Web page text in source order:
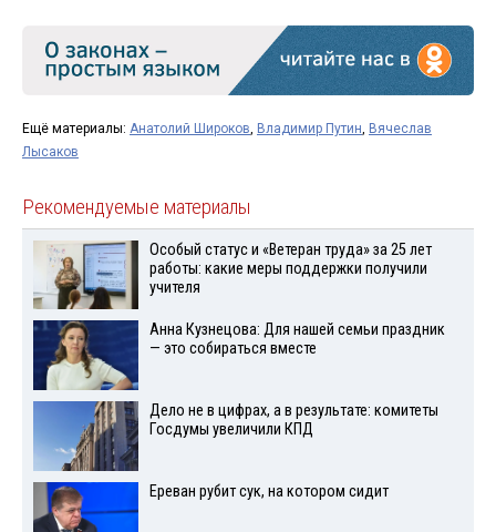
Ещё материалы: Анатолий Широков Владимир Путин Вячеслав
Лысаков
Рекомендуемые материалы
Особый статус и «Ветеран труда» за 25 лет
работы: какие меры поддержки получили
учителя
Анна Кузнецова: Для нашей семьи праздник
— это собираться вместе
Дело не в цифрах, а в результате: комитеты
Госдумы увеличили КПД
Ереван рубит сук, на котором сидит